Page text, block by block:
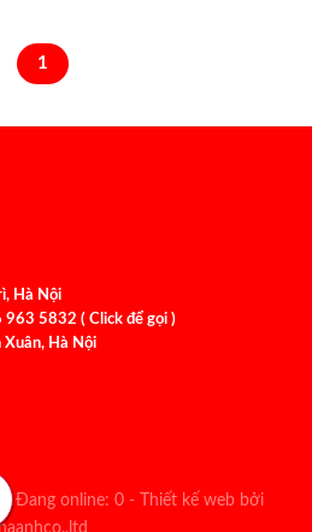
1
Hà Nội
5832 ( Click để gọi )
Xuân, Hà Nội
Đang online: 0 -
Thiết kế web bởi